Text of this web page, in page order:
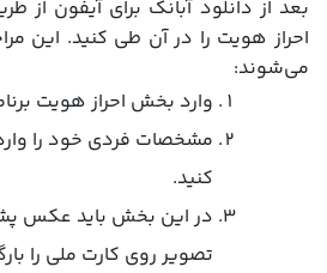
بعد از دانلود آبانک برای آیفون از
احراز هویت را در آن طی کنید. این
می‌شوند:
وارد بخش احراز هویت
مشخصات فردی خود را
کنید.
در این بخش باید عکس
تصویر روی کارت ملی را